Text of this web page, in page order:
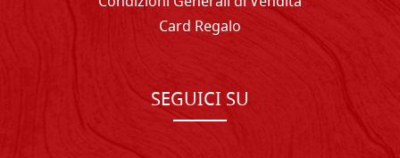
Card Regalo
SEGUICI SU